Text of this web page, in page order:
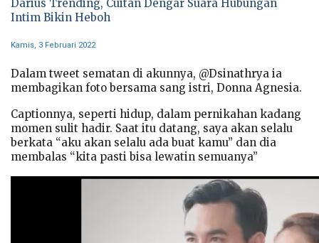
Darius Trending, Cuitan Dengar Suara Hubungan
Intim Bikin Heboh
Kamis, 3 Februari 2022
Dalam tweet sematan di akunnya, @Dsinathrya ia
membagikan foto bersama sang istri, Donna Agnesia.
Captionnya, seperti hidup, dalam pernikahan kadang
momen sulit hadir. Saat itu datang, saya akan selalu
berkata “aku akan selalu ada buat kamu” dan dia
membalas “kita pasti bisa lewatin semuanya”